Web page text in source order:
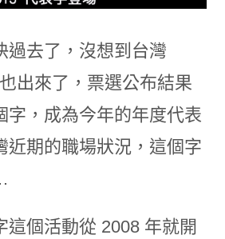
過去了，沒想到台灣
出來了，票選公布結果
字，成為今年的年度代表
近期的職場狀況，這個字
這個活動從 2008 年就開